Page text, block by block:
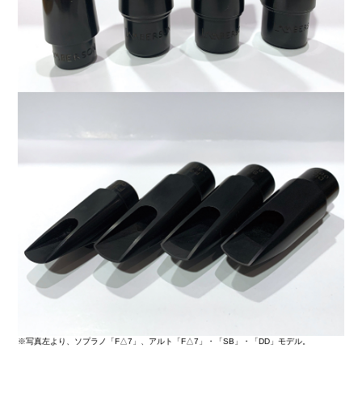
※写真左より、ソプラノ「F△7」、アルト「F△7」・「SB」・「DD」モデル。